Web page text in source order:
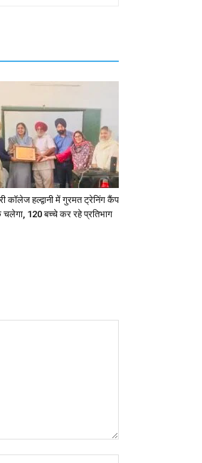
कॉलेज हल्द्वानी में गुरमत ट्रेनिंग कैंप
120 बच्चे कर रहे प्रतिभाग